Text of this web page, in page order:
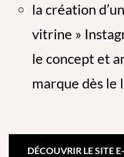
la création
vitrine »
le concept et
marque dès le
DÉCOUVRIR LE SITE